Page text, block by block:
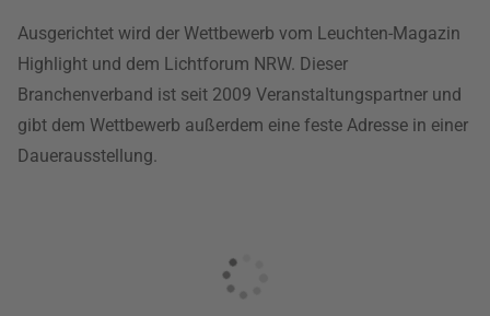
Ausgerichtet wird der Wettbewerb vom Leuchten-Magazin
Highlight und dem Lichtforum NRW. Dieser
Branchenverband ist seit 2009 Veranstaltungspartner und
gibt dem Wettbewerb außerdem eine feste Adresse in einer
Dauerausstellung.